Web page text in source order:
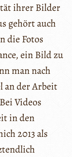
ihrer Bilder
gehört auch
die Fotos
ein Bild zu
man nach
an der Arbeit
Videos
in den
2013 als